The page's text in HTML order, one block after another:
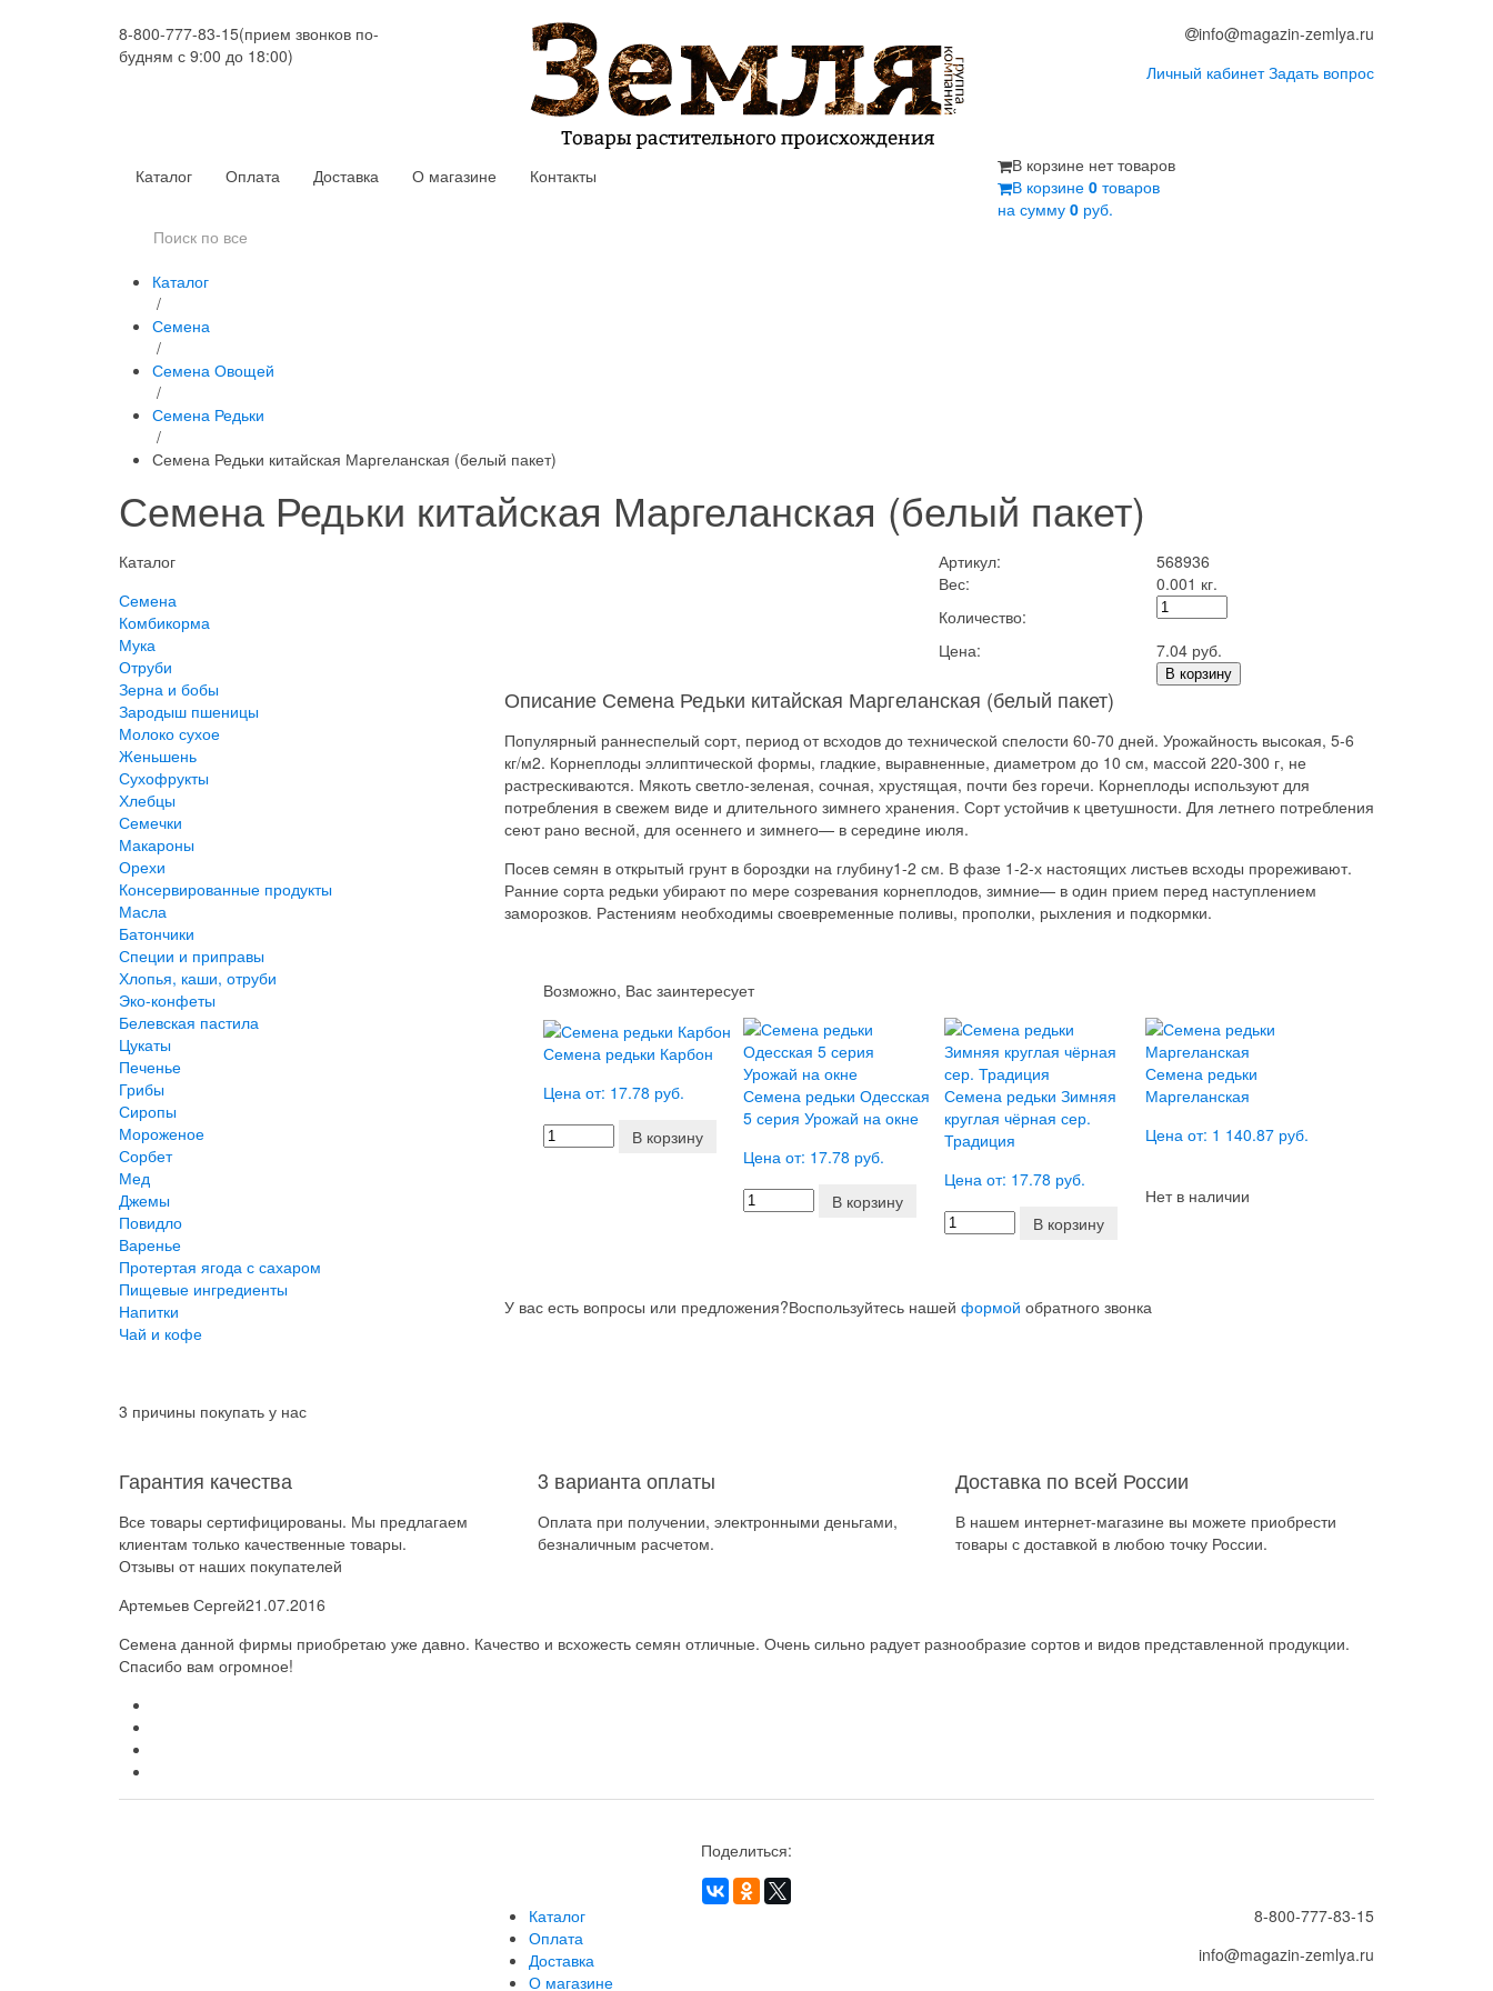
8-800-777-83-15(прием звонков по-
будням с 9:00 до 18:00)
info@magazin-zemlya.ru
Личный кабинет Задать вопрос
Каталог Оплата Доставка О магазине Контакты
В корзине нет товаров
В корзине 0 товаров
на сумму 0 руб.
Каталог
/
Семена
/
Семена Овощей
/
Семена Редьки
/
Семена Редьки китайская Маргеланская (белый пакет)
Семена Редьки китайская Маргеланская (белый пакет)
Каталог
Семена
Комбикорма
Мука
Отруби
Зерна и бобы
Зародыш пшеницы
Молоко сухое
Женьшень
Сухофрукты
Хлебцы
Семечки
Макароны
Орехи
Консервированные продукты
Масла
Батончики
Специи и приправы
Хлопья, каши, отруби
Эко-конфеты
Белевская пастила
Цукаты
Печенье
Грибы
Сиропы
Мороженое
Сорбет
Мед
Джемы
Повидло
Варенье
Протертая ягода с сахаром
Пищевые ингредиенты
Напитки
Чай и кофе
Артикул:
568936
Вес:
0.001 кг.
Количество:
Цена:
7.04 руб.
В корзину
Описание Семена Редьки китайская Маргеланская (белый пакет)
Популярный раннеспелый сорт, период от всходов до технической спелости 60-70 дней. Урожайность высокая, 5-6
кг/м2. Корнеплоды эллиптической формы, гладкие, выравненные, диаметром до 10 см, массой 220-300 г, не
растрескиваются. Мякоть светло-зеленая, сочная, хрустящая, почти без горечи. Корнеплоды используют для
потребления в свежем виде и длительного зимнего хранения. Сорт устойчив к цветушности. Для летнего потребления
сеют рано весной, для осеннего и зимнего— в середине июля.
Посев семян в открытый грунт в бороздки на глубину1-2 см. В фазе 1-2-х настоящих листьев всходы прореживают.
Ранние сорта редьки убирают по мере созревания корнеплодов, зимние— в один прием перед наступлением
заморозков. Растениям необходимы своевременные поливы, прополки, рыхления и подкормки.
Возможно, Вас заинтересует
Семена редьки Карбон
Цена от: 17.78 руб.
В корзину
Семена редьки Одесская
5 серия Урожай на окне
Цена от: 17.78 руб.
В корзину
Семена редьки Зимняя
круглая чёрная сер.
Традиция
Цена от: 17.78 руб.
В корзину
Семена редьки
Маргеланская
Цена от: 1 140.87 руб.
Нет в наличии
У вас есть вопросы или предложения?Воспользуйтесь нашей формой обратного звонка
3 причины покупать у нас
Гарантия качества
Все товары сертифицированы. Мы предлагаем
клиентам только качественные товары.
3 варианта оплаты
Оплата при получении, электронными деньгами,
безналичным расчетом.
Доставка по всей России
В нашем интернет-магазине вы можете приобрести
товары с доставкой в любою точку России.
Отзывы от наших покупателей
Артемьев Сергей21.07.2016
Семена данной фирмы приобретаю уже давно. Качество и всхожесть семян отличные. Очень сильно радует разнообразие сортов и видов представленной продукции.
Спасибо вам огромное!
Поделиться:
Каталог
Оплата
Доставка
О магазине
8-800-777-83-15
info@magazin-zemlya.ru